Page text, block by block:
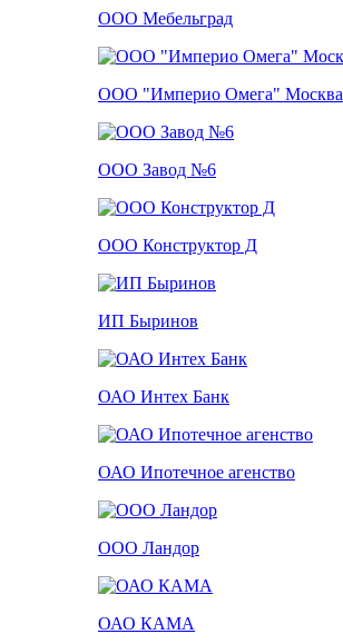
ООО Мебельград
ООО "Империо Омега" Москва
ООО Завод №6
ООО Конструктор Д
ИП Быринов
ОАО Интех Банк
ОАО Ипотечное агенство
ООО Ландор
ОАО КАМА